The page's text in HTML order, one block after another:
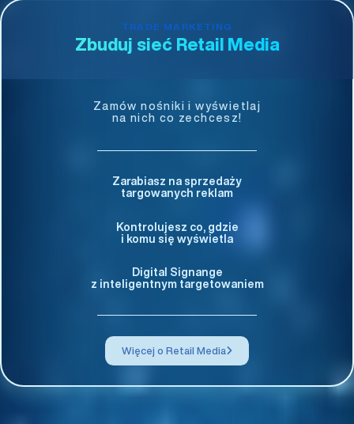
TRADE MARKETING
Zbuduj sieć Retail Media
Zamów nośniki i wyświetlaj
na nich co zechcesz!
Zarabiasz na sprzedaży
targowanych reklam
Kontrolujesz co, gdzie
i komu się wyświetla
Digital Signange
z inteligentnym targetowaniem
Więcej o Retail Media